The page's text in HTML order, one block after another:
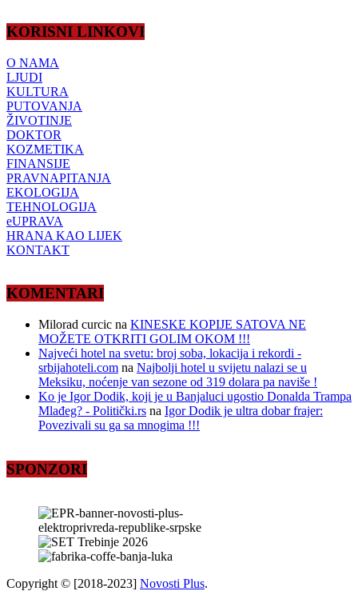
KORISNI LINKOVI
O NAMA
LJUDI
KULTURA
PUTOVANJA
ŽIVOTINJE
DOKTOR
KOZMETIKA
FINANSIJE
PRAVNAPITANJA
EKOLOGIJA
TEHNOLOGIJA
eUPRAVA
HRANA KAO LIJEK
KONTAKT
KOMENTARI
Milorad curcic na KINESKE KOPIJE SATOVA NE
MOŽETE OTKRITI GOLIM OKOM !!!
Najveći hotel na svetu: broj soba, lokacija i rekordi -
srbijahoteli.com na Najbolji hotel u svijetu nalazi se u
Meksiku, noćenje van sezone od 319 dolara pa naviše !
Ko je Igor Dodik, koji je u Banjaluci ugostio Donalda Trampa
Mlađeg? - Politički.rs na Igor Dodik je ultra dobar frajer:
Povezivali su ga sa mnogima !!!
SPONZORI
Copyright © [2018-2023] Novosti Plus.